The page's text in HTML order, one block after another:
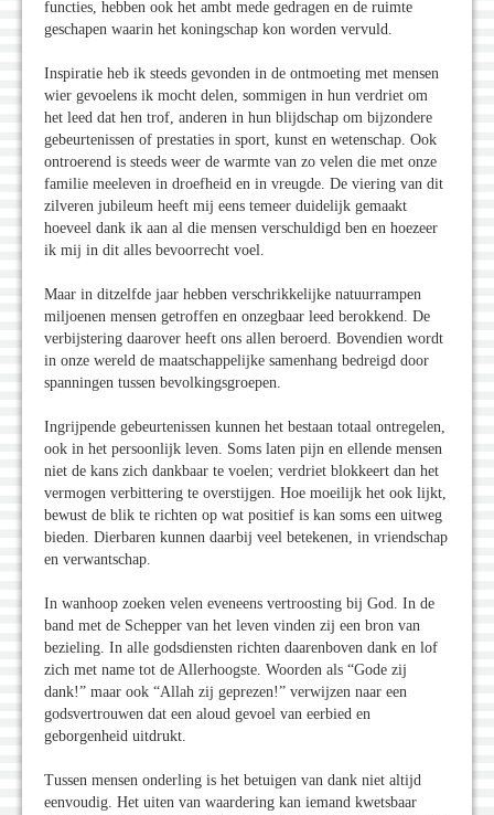
functies, hebben ook het ambt mede gedragen en de ruimte
geschapen waarin het koningschap kon worden vervuld.
Inspiratie heb ik steeds gevonden in de ontmoeting met mensen
wier gevoelens ik mocht delen, sommigen in hun verdriet om
het leed dat hen trof, anderen in hun blijdschap om bijzondere
gebeurtenissen of prestaties in sport, kunst en wetenschap. Ook
ontroerend is steeds weer de warmte van zo velen die met onze
familie meeleven in droefheid en in vreugde. De viering van dit
zilveren jubileum heeft mij eens temeer duidelijk gemaakt
hoeveel dank ik aan al die mensen verschuldigd ben en hoezeer
ik mij in dit alles bevoorrecht voel.
Maar in ditzelfde jaar hebben verschrikkelijke natuurrampen
miljoenen mensen getroffen en onzegbaar leed berokkend. De
verbijstering daarover heeft ons allen beroerd. Bovendien wordt
in onze wereld de maatschappelijke samenhang bedreigd door
spanningen tussen bevolkingsgroepen.
Ingrijpende gebeurtenissen kunnen het bestaan totaal ontregelen,
ook in het persoonlijk leven. Soms laten pijn en ellende mensen
niet de kans zich dankbaar te voelen; verdriet blokkeert dan het
vermogen verbittering te overstijgen. Hoe moeilijk het ook lijkt,
bewust de blik te richten op wat positief is kan soms een uitweg
bieden. Dierbaren kunnen daarbij veel betekenen, in vriendschap
en verwantschap.
In wanhoop zoeken velen eveneens vertroosting bij God. In de
band met de Schepper van het leven vinden zij een bron van
bezieling. In alle godsdiensten richten daarenboven dank en lof
zich met name tot de Allerhoogste. Woorden als “Gode zij
dank!” maar ook “Allah zij geprezen!” verwijzen naar een
godsvertrouwen dat een aloud gevoel van eerbied en
geborgenheid uitdrukt.
Tussen mensen onderling is het betuigen van dank niet altijd
eenvoudig. Het uiten van waardering kan iemand kwetsbaar